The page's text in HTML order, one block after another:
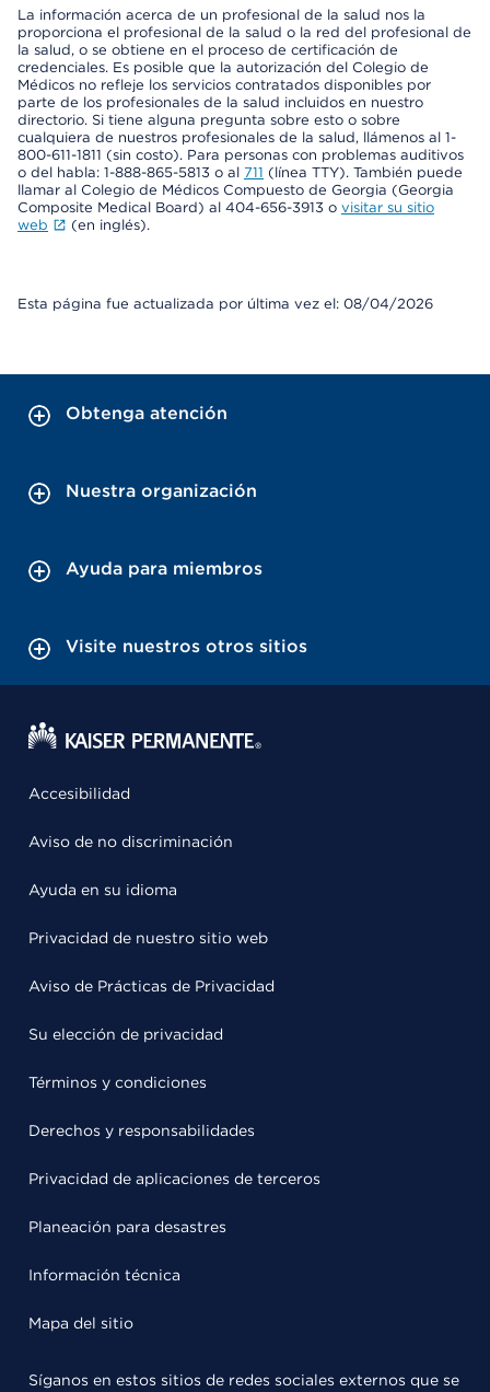
La información acerca de un profesional de la salud nos la
proporciona el profesional de la salud o la red del profesional de
la salud, o se obtiene en el proceso de certificación de
credenciales. Es posible que la autorización del Colegio de
Médicos no refleje los servicios contratados disponibles por
parte de los profesionales de la salud incluidos en nuestro
directorio. Si tiene alguna pregunta sobre esto o sobre
cualquiera de nuestros profesionales de la salud, llámenos al 1-
800-611-1811 (sin costo). Para personas con problemas auditivos
o del habla: 1-888-865-5813 o al 711 (línea TTY). También puede
llamar al Colegio de Médicos Compuesto de Georgia (Georgia
Composite Medical Board) al 404-656-3913 o visitar su sitio
web
(en inglés).
Esta página fue actualizada por última vez el: 08/04/2026
Obtenga atención
Nuestra organización
Ayuda para miembros
Visite nuestros otros sitios
Accesibilidad
Aviso de no discriminación
Ayuda en su idioma
Privacidad de nuestro sitio web
Aviso de Prácticas de Privacidad
Su elección de privacidad
Términos y condiciones
Derechos y responsabilidades
Privacidad de aplicaciones de terceros
Planeación para desastres
Información técnica
Mapa del sitio
Síganos en estos sitios de redes sociales externos que se